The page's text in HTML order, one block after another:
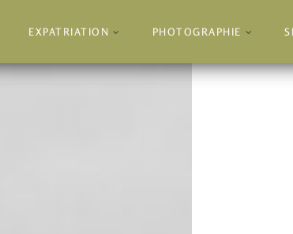
EXPATRIATION PHOTOGRAPHIE